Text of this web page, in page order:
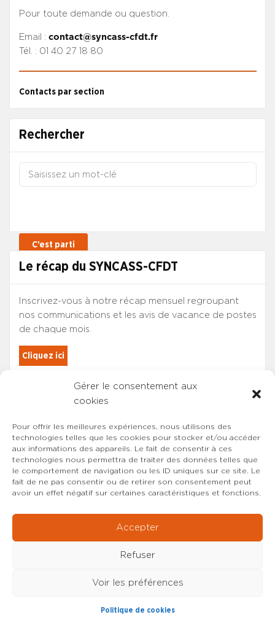
Gérer le consentement aux
cookies
Pour offrir les meilleures expériences, nous utilisons des
technologies telles que les cookies pour stocker et/ou accéder
aux informations des appareils. Le fait de consentir à ces
technologies nous permettra de traiter des données telles que
le comportement de navigation ou les ID uniques sur ce site. Le
fait de ne pas consentir ou de retirer son consentement peut
avoir un effet négatif sur certaines caractéristiques et fonctions.
Accepter
Refuser
Voir les préférences
Politique de cookies
Pour toute demande ou question.
Email : contact@syncass-cfdt.fr
Tél. : 01 40 27 18 80
Contacts par section
Rechercher
Le récap du SYNCASS-CFDT
Inscrivez-vous à notre récap mensuel regroupant
nos communications et les avis de vacance de postes
de chaque mois.
Cliquez ici
Les adhérents du SYNCASS-CFDT
sont automatiquement inscrits.